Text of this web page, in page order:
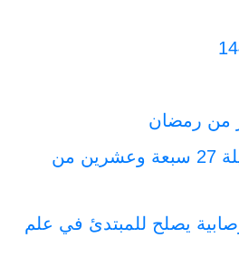
من رمضان
هل ليلة القدر هي ليلة 27 سبعة وعشرين من
يصلح للمبتدئ في علم